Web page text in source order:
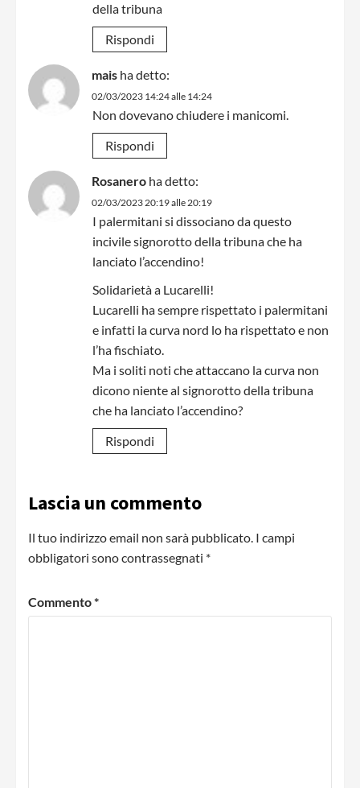
della tribuna
Rispondi
mais ha detto:
02/03/2023 14:24 alle 14:24
Non dovevano chiudere i manicomi.
Rispondi
Rosanero ha detto:
02/03/2023 20:19 alle 20:19
I palermitani si dissociano da questo
incivile signorotto della tribuna che ha
lanciato l’accendino!
Solidarietà a Lucarelli!
Lucarelli ha sempre rispettato i palermitani
e infatti la curva nord lo ha rispettato e non
l’ha fischiato.
Ma i soliti noti che attaccano la curva non
dicono niente al signorotto della tribuna
che ha lanciato l’accendino?
Rispondi
Lascia un commento
Il tuo indirizzo email non sarà pubblicato. I campi
obbligatori sono contrassegnati *
Commento*